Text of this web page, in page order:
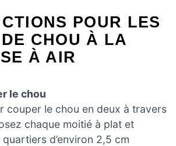
POUR LES
CHOU À LA
À AIR
le chou
couper le chou en deux à travers
chaque moitié à plat et
d’environ 2,5 cm